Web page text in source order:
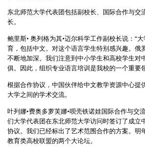
东北师范大学代表团包括副校长、国际合作与交
长。
鲍里斯• 奥列格为其•迈尔科学工作副校长说：“
育，包括中文。对这个语言学生特别感兴趣。俄
不断地加深。我们注意到中小学生和高校学生对
俱。因此，组织专业语言培训是我校的一个重要领
根据合作协议，中国伙伴给中文教学资源中心提
大学之间的学术交流。
叶列娜•费奥多萝芙娜•呗壳铁诺娃国际合作与交
们大学代表团在东北师范大学访问时签订了成立
协议。我们已经标出了艺术范围合作的方案。明
教育类高校联盟的两个大论坛。